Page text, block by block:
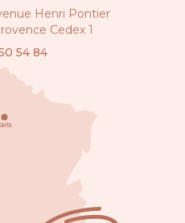
Henri Pontier
Cedex 1
54 84